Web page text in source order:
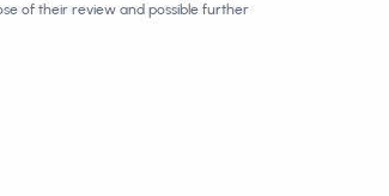
of their review and possible further